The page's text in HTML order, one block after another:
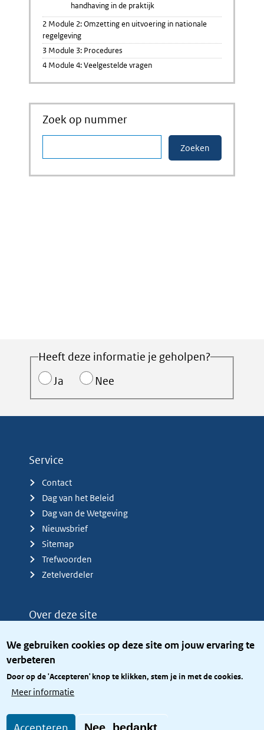
We gebruiken cookies op deze site om jouw ervaring te
verbeteren
Door op de 'Accepteren' knop te klikken, stem je in met de cookies.
Meer informatie
handhaving in de praktijk
2 Module 2: Omzetting en uitvoering in nationale
regelgeving
3 Module 3: Procedures
4 Module 4: Veelgestelde vragen
Zoek op nummer
Heeft deze informatie je geholpen?
Ja
Nee
Service
Contact
Dag van het Beleid
Dag van de Wetgeving
Nieuwsbrief
Sitemap
Trefwoorden
Zetelverdeler
Over deze site
Privacy
Toegang site openbaar
Toegankelijkheid